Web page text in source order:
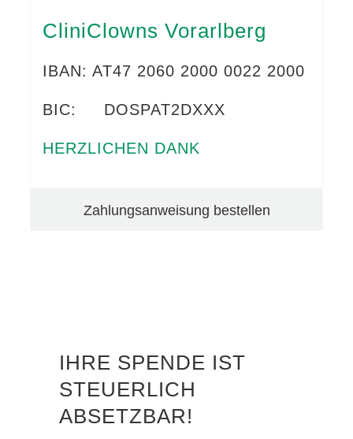
CliniClowns Vorarlberg
IBAN: AT47 2060 2000 0022 2000
BIC: DOSPAT2DXXX
HERZLICHEN DANK
Zahlungsanweisung bestellen
IHRE SPENDE IST
STEUERLICH
ABSETZBAR!